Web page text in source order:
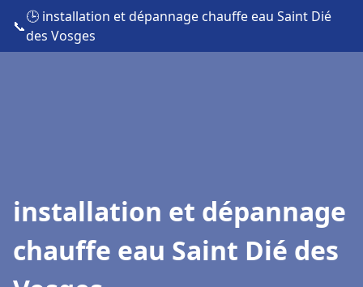
📞
🕒 installation et dépannage chauffe eau Saint Dié
des Vosges
installation et dépannage
chauffe eau Saint Dié des